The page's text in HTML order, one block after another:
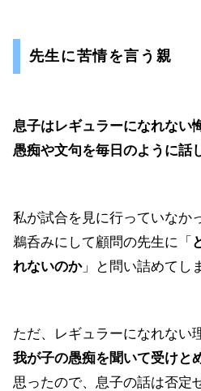
先生に苦情を言う親
息子はレギュラーになれない
愚痴や文句を毎日のように話
私が試合を見に行っていなか
鵜呑みにして顧問の先生に「
れないのか」と問い詰めてし
ただ、レギュラーになれない
我が子の愚痴を聞いて受けと
思ったので、息子の話は否定